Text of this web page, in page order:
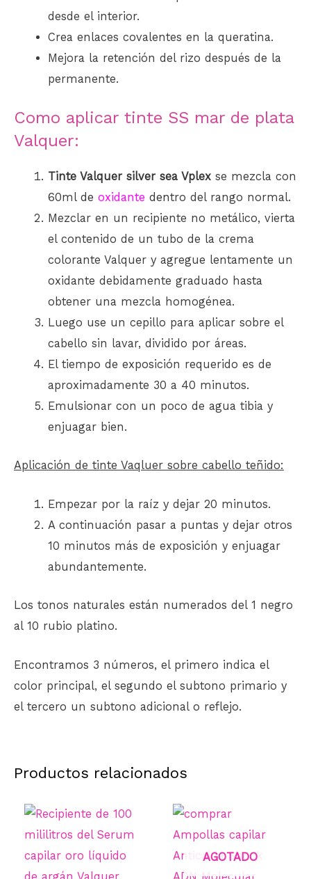
desde el interior.
Crea enlaces covalentes en la queratina.
Mejora la retención del rizo después de la
permanente.
Como aplicar tinte SS mar de plata
Valquer:
Tinte Valquer silver sea Vplex se mezcla con
60mldeoxidante dentro del rango normal.
Mezclar en un recipiente no metálico, vierta
el contenido de un tubo de la crema
colorante Valquer y agregue lentamente un
oxidante debidamente graduado hasta
obtener una mezcla homogénea.
Luego use un cepillo para aplicar sobre el
cabello sin lavar, dividido por áreas.
El tiempo de exposición requerido es de
aproximadamente 30 a 40 minutos.
Emulsionar con un poco de agua tibia y
enjuagar bien.
Aplicación de tinte Vaqluer sobre cabello teñido:
Empezar por la raíz y dejar 20 minutos.
A continuación pasar a puntas y dejar otros
10 minutos más de exposición y enjuagar
abundantemente.
Los tonos naturales están numerados del 1 negro
al 10 rubio platino.
Encontramos 3 números, el primero indica el
color principal, el segundo el subtono primario y
el tercero un subtono adicional o reflejo.
Productos relacionados
AGOTADO